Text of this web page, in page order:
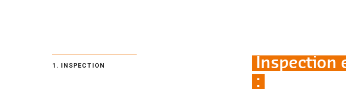
1. INSPECTION
Inspection
: